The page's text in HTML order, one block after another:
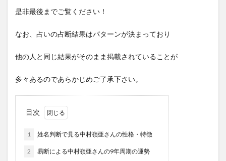
是非最後までご覧ください！
なお、占いの占断結果はパターンが決まっており
他の人と同じ結果がそのまま掲載されていることが
多々あるのであらかじめご了承下さい。
目次
1 姓名判断で見る中村嶺亜さんの性格・特徴
2 易断による中村嶺亜さんの9年周期の運勢